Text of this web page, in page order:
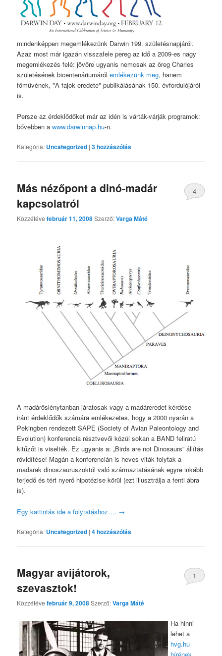
mindenképpen megemlékezünk Darwin 199. születésnapjáról.
Azaz most már igazán visszafele pereg az idő a 2009-es nagy
megemlékezés felé: jövőre ugyanis nemcsak az öreg Charles
születésének bicentenáriumárólemlékezünk meg, hanem
főművének, "A fajok eredete" publikálásának 150. évfordulójáról
is.
Persze az érdeklődőket már az idén is várták-várják programok:
bővebben awww.darwinnap.hu-n.
Kategória: Uncategorized |3hozzászólás
Más nézőpont a dinó-madár
kapcsolatról
Közzétévefebruár 11, 2008Szerző:Varga Máté
4
A madárőslénytanban járatosak vagy a madáreredet kérdése
iránt érdeklődők számára emlékezetes, hogy a 2000 nyarán a
Pekingben rendezett SAPE (Society of Avian Paleontology and
Evolution) konferencia résztvevői közül sokan a BAND feliratú
kitűzőt is viselték. Ez ugyanis a: „Birds are not Dinosaurs” állítás
rövidítése! Magán a konferencián is heves viták folytak a
madarak dinoszauruszoktól való származtatásának egyre inkább
terjedő és tért nyerő hipotézise körül (ezt illusztrálja a fenti ábra
is).
Egy kattintás ide a folytatáshoz…. →
Kategória: Uncategorized |4hozzászólás
Magyar avijátorok,
szevasztok!
Közzétévefebruár 9, 2008Szerző:Varga Máté
1
Ha hinni
lehet a
hvg.hu